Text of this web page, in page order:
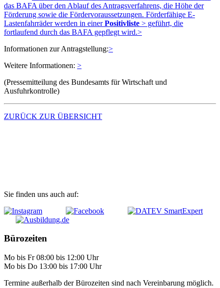
das BAFA über den Ablauf des Antragsverfahrens, die Höhe der
Förderung sowie die Fördervoraussetzungen. Förderfähige E-
Lastenfahrräder werden in einerPositivliste > geführt, die
fortlaufend durch das BAFA gepflegt wird.>
Informationen zur Antragstellung:>
Weitere Informationen: >
(Pressemitteilung des Bundesamts für Wirtschaft und
Ausfuhrkontrolle)
ZURÜCK ZUR ÜBERSICHT
Sie finden uns auch auf:
Bürozeiten
Mo bis Fr 08:00 bis 12:00 Uhr
Mo bis Do 13:00 bis 17:00 Uhr
Termine außerhalb der Bürozeiten sind nach Vereinbarung möglich.